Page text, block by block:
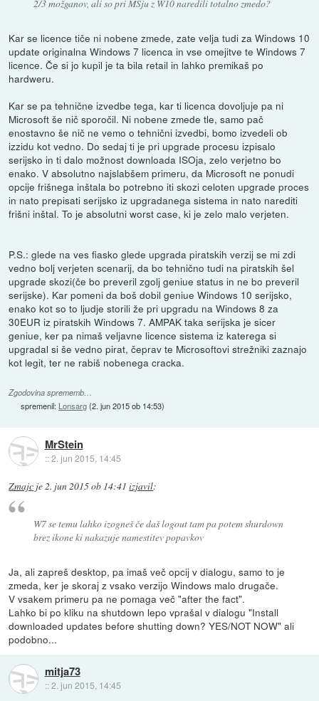
2/3 možganov, ali so pri MSju z W10 naredili totalno zmedo?
Kar se licence tiče ni nobene zmede, zate velja tudi za Windows 10
update originalna Windows 7 licenca in vse omejitve te Windows 7
licence. Če si jo kupil je ta bila retail in lahko premikaš po
hardweru.
Kar se pa tehnične izvedbe tega, kar ti licenca dovoljuje pa ni
Microsoft še nič sporočil. Ni nobene zmede tle, samo pač
enostavno še nič ne vemo o tehnični izvedbi, bomo izvedeli ob
izzidu kot vedno. Do sedaj ti je pri upgrade procesu izpisalo
serijsko in ti dalo možnost downloada ISOja, zelo verjetno bo
enako. V absolutno najslabšem primeru, da Microsoft ne ponudi
opcije frišnega inštala bo potrebno iti skozi celoten upgrade proces
in nato prepisati serijsko iz upgradanega sistema in nato narediti
frišni inštal. To je absolutni worst case, ki je zelo malo verjeten.
P.S.: glede na ves fiasko glede upgrada piratskih verzij se mi zdi
vedno bolj verjeten scenarij, da bo tehnično tudi na piratskih šel
upgrade skozi(če bo preveril zgolj geniue status in ne bo preveril
serijske). Kar pomeni da boš dobil geniue Windows 10 serijsko,
enako kot so to ljudje storili že pri upgradu na Windows 8 za
30EUR iz piratskih Windows 7. AMPAK taka serijska je sicer
geniue, ker pa nimaš veljavne licence sistema iz katerega si
upgradal si še vedno pirat, čeprav te Microsoftovi strežniki zaznajo
kot legit, ter ne rabiš nobenega cracka.
Zgodovina sprememb…
spremenil: Lonsarg(2. jun 2015 ob 14:53)
MrStein
::2. jun 2015, 14:45
Zmajc je2. jun 2015 ob 14:41 izjavil:
W7 se temu lahko izogneš če daš logout tam pa potem shurdown
brez ikone ki nakazuje namestitev popavkov
Ja, ali zapreš desktop, pa imaš več opcij v dialogu, samo to je
zmeda, ker je skoraj z vsako verzijo Windows malo drugače.
V vsakem primeru pa ne pomaga več "after the fact".
Lahko bi po kliku na shutdown lepo vprašal v dialogu "Install
downloaded updates before shutting down? YES/NOT NOW" ali
podobno...
mitja73
::2. jun 2015, 14:45